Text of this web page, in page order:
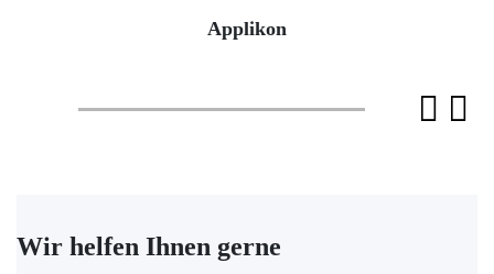
Applikon
Wir helfen Ihnen gerne